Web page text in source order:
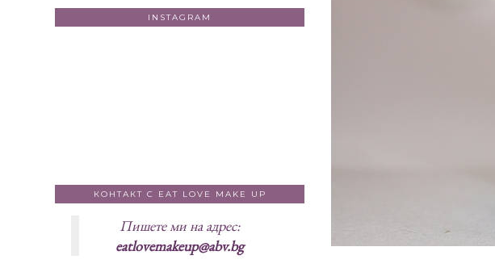
INSTAGRAM
КОНТАКТ С EAT LOVE MAKE UP
Пишете ми на адрес:
eatlovemakeup@abv.bg